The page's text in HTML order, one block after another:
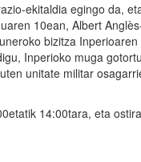
ekitaldia egingo da,
10ean, Albert
bizitza
Inperioko muga
unitate militar
14:00tara, eta